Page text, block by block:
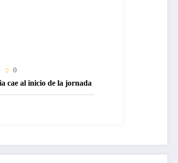
0
cae al inicio de la jornada